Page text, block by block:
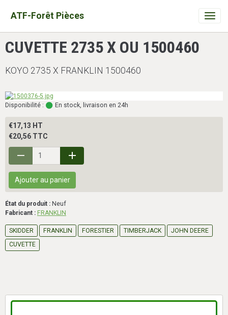
ATF-Forêt Pièces
CUVETTE 2735 X OU 1500460
KOYO 2735 X FRANKLIN 1500460
Disponibilité : En stock, livraison en 24h
€17,13 HT
€20,56 TTC
Ajouter au panier
État du produit : Neuf
Fabricant : FRANKLIN
SKIDDER FRANKLIN FORESTIER TIMBERJACK
JOHN DEERE
CUVETTE